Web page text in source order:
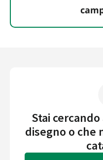
Stai
disegno o che